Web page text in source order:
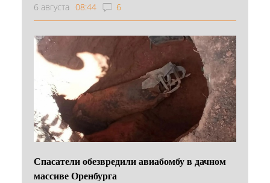
6 августа 08:44 6
Спасатели обезвредили авиабомбу в дачном
массиве Оренбурга